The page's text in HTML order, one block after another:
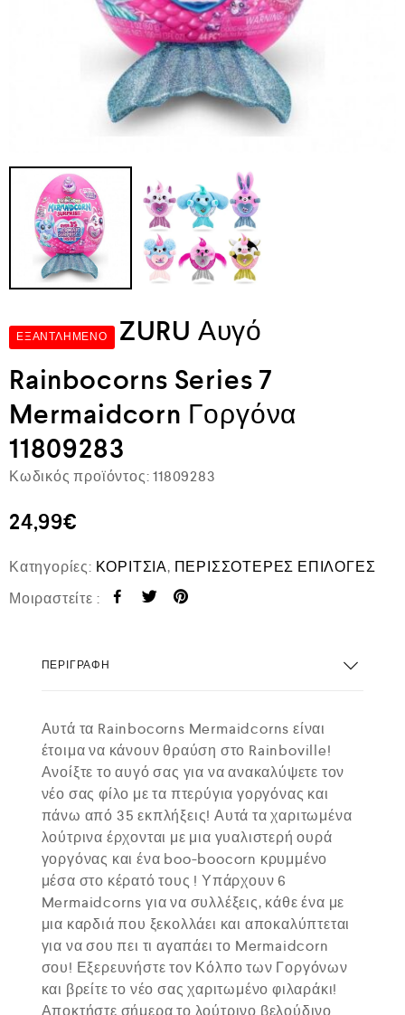
ΕΞΑΝΤΛΗΜΈΝΟ
ZURU Αυγό
Rainbocorns Series 7
Mermaidcorn Γοργόνα
11809283
Κωδικός προϊόντος: 11809283
24,99€
Κατηγορίες: ΚΟΡΙΤΣΙΑ, ΠΕΡΙΣΣΟΤΕΡΕΣ ΕΠΙΛΟΓΕΣ
Μοιραστείτε :
ΠΕΡΙΓΡΑΦΉ
Αυτά τα Rainbocorns Mermaidcorns είναι
έτοιμα να κάνουν θραύση στο Rainboville!
Ανοίξτε το αυγό σας για να ανακαλύψετε τον
νέο σας φίλο με τα πτερύγια γοργόνας και
πάνω από 35 εκπλήξεις! Αυτά τα χαριτωμένα
λούτρινα έρχονται με μια γυαλιστερή ουρά
γοργόνας και ένα boo-boocorn κρυμμένο
μέσα στο κέρατό τους ! Υπάρχουν 6
Mermaidcorns για να συλλέξεις, κάθε ένα με
μια καρδιά που ξεκολλάει και αποκαλύπτεται
για να σου πει τι αγαπάει το Mermaidcorn
σου! Εξερευνήστε τον Κόλπο των Γοργόνων
και βρείτε το νέο σας χαριτωμένο φιλαράκι!
Αποκτήστε σήμερα το λούτρινο βελούδινο